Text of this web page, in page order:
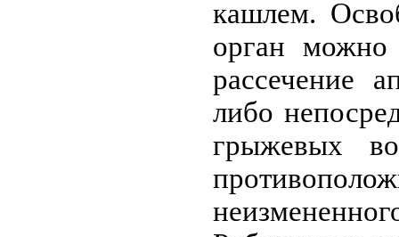
кашлем.
орган можно
рассе­чение
либо
грыжевых